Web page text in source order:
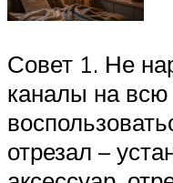
Совет 1. Не
каналы на
отрезал –